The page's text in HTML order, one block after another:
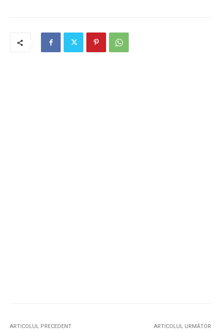
ARTICOLUL PRECEDENT ARTICOLUL URMĂTOR